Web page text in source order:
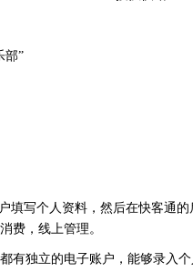
部”
填写个人资料，然后在快客通
费，线上管理。
有独立的电子账户，能够录入